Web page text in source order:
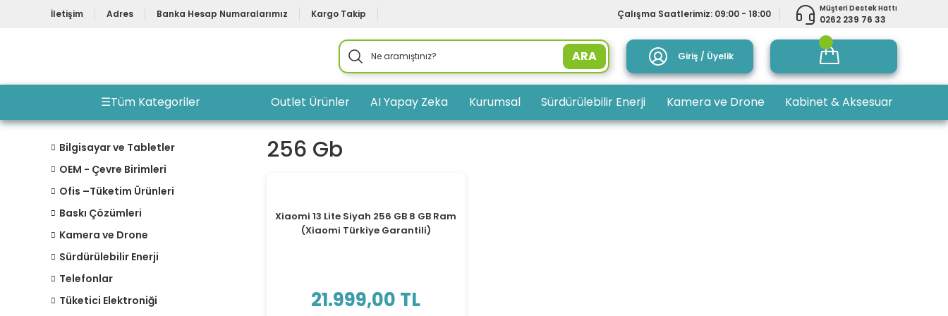
İletişim Adres Banka Hesap Numaralarımız Kargo Takip Çalışma Saatlerimiz: 09:00 - 18:00 Müşteri Destek Hattı
0262 239 76 33
ARA Giriş / Üyelik
☰Tüm Kategoriler Outlet Ürünler AI Yapay Zeka Kurumsal Sürdürülebilir Enerji Kamera ve Drone Kabinet & Aksesuar
Bilgisayar ve Tabletler
OEM - Çevre Birimleri
Ofis –Tüketim Ürünleri
Baskı Çözümleri
Kamera ve Drone
Sürdürülebilir Enerji
Telefonlar
Tüketici Elektroniği
256 Gb
Xiaomi 13 Lite Siyah 256 GB 8 GB Ram
(Xiaomi Türkiye Garantili)
21.999,00 TL